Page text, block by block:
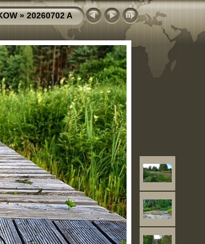
»20260702 A